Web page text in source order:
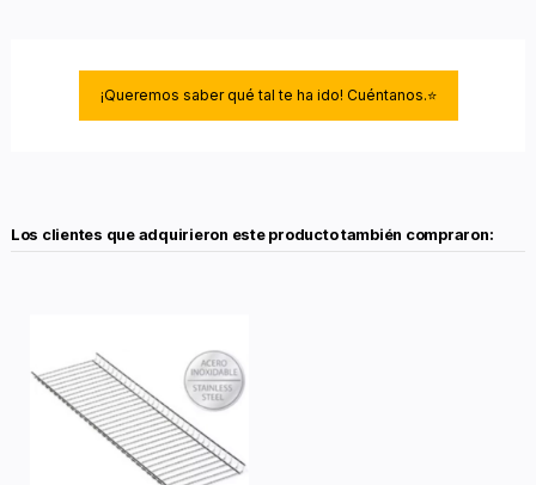
¡Queremos saber qué tal te ha ido! Cuéntanos.⭐
Los clientes que adquirieron este producto también compraron: